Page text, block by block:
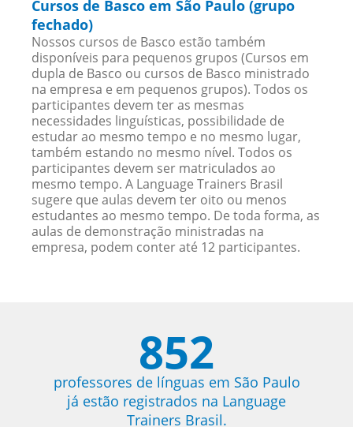
Cursos de Basco em São Paulo (grupo
fechado)
Nossos cursos de Basco estão também
disponíveis para pequenos grupos (Cursos em
dupla de Basco ou cursos de Basco ministrado
na empresa e em pequenos grupos). Todos os
participantes devem ter as mesmas
necessidades linguísticas, possibilidade de
estudar ao mesmo tempo e no mesmo lugar,
também estando no mesmo nível. Todos os
participantes devem ser matriculados ao
mesmo tempo. A Language Trainers Brasil
sugere que aulas devem ter oito ou menos
estudantes ao mesmo tempo. De toda forma, as
aulas de demonstração ministradas na
empresa, podem conter até 12 participantes.
852
professores de línguas em São Paulo
já estão registrados na Language
Trainers Brasil.